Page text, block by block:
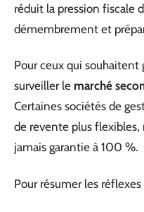
réduit la pression fiscale
démembrement et
Pour ceux qui souhaitent
surveiller le marché
Certaines sociétés de
de revente plus flexibles,
jamais garantie à 100 %.
Pour résumer les réflexes